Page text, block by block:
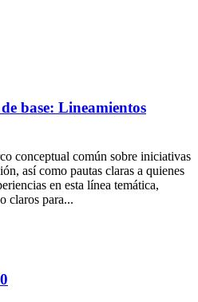
base: Lineamientos
conceptual común sobre iniciativas
así como pautas claras a quienes
en esta línea temática,
claros para...